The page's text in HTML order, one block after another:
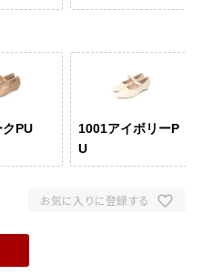
モカシン
mooimooi -モーイモーイ-
PU
1001アイボリーP
U
お気に入りに登録する